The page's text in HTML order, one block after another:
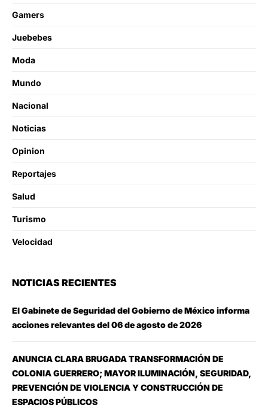
Gamers
Juebebes
Moda
Mundo
Nacional
Noticias
Opinion
Reportajes
Salud
Turismo
Velocidad
NOTICIAS RECIENTES
El Gabinete de Seguridad del Gobierno de México informa
acciones relevantes del 06 de agosto de 2026
ANUNCIA CLARA BRUGADA TRANSFORMACIÓN DE
COLONIA GUERRERO; MAYOR ILUMINACIÓN, SEGURIDAD,
PREVENCIÓN DE VIOLENCIA Y CONSTRUCCIÓN DE
ESPACIOS PÚBLICOS